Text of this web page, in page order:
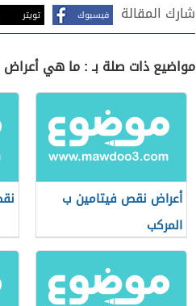
شارك المقالة فيسبوك تويتر
مواضيع ذات صلة بـ : ما هي
أعراض نقص فيتامين ب
المركب